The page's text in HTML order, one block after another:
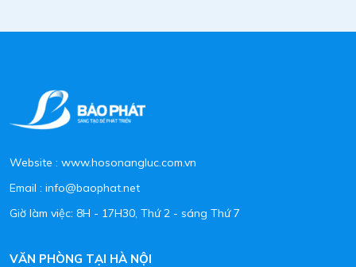
Website : www.hosonangluc.com.vn
Email : info@baophat.net
Giờ làm việc: 8H - 17H30, Thứ 2 - sáng Thứ 7
VĂN PHÒNG TẠI HÀ NỘI